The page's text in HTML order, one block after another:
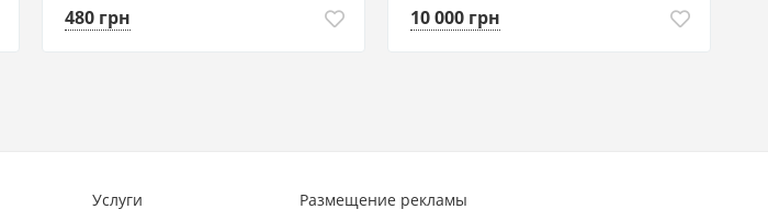
480 грн 10 000 грн
Услуги Размещение рекламы